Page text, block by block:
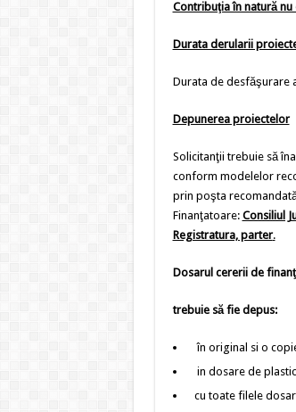
Contribuţia în natură nu
Durata derularii
Durata de desfăşurare
Depunerea proiectelor
Solicitanţii trebuie să
conform modelelor
prin poşta
Finanţatoare: Consiliul
Registratura, parter.
Dosarul cererii de
trebuie să fie depus:
în original si o
in dosare de
cu toate filele